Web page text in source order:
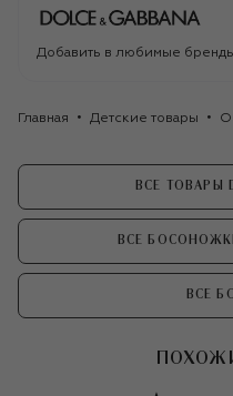
Добавить в любимые
Главная Детские товары
ВСЕ ТОВАРЫ
ВСЕ БОСОНОЖКИ
ВСЕ